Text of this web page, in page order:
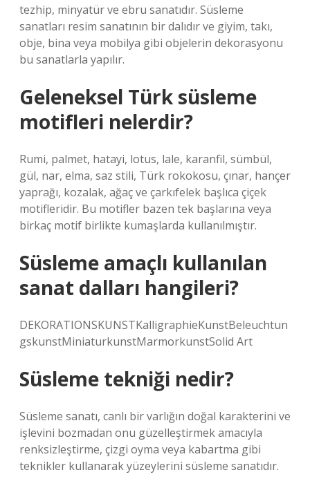
tezhip, minyatür ve ebru sanatıdır. Süsleme
sanatları resim sanatının bir dalıdır ve giyim, takı,
obje, bina veya mobilya gibi objelerin dekorasyonu
bu sanatlarla yapılır.
Geleneksel Türk süsleme
motifleri nelerdir?
Rumi, palmet, hatayi, lotus, lale, karanfil, sümbül,
gül, nar, elma, saz stili, Türk rokokosu, çınar, hançer
yaprağı, kozalak, ağaç ve çarkıfelek başlıca çiçek
motifleridir. Bu motifler bazen tek başlarına veya
birkaç motif birlikte kumaşlarda kullanılmıştır.
Süsleme amaçlı kullanılan
sanat dalları hangileri?
DEKORATIONSKUNSTKalligraphieKunstBeleuchtun
gskunstMiniaturkunstMarmorkunstSolid Art
Süsleme tekniği nedir?
Süsleme sanatı, canlı bir varlığın doğal karakterini ve
işlevini bozmadan onu güzelleştirmek amacıyla
renksizleştirme, çizgi oyma veya kabartma gibi
teknikler kullanarak yüzeylerini süsleme sanatıdır.